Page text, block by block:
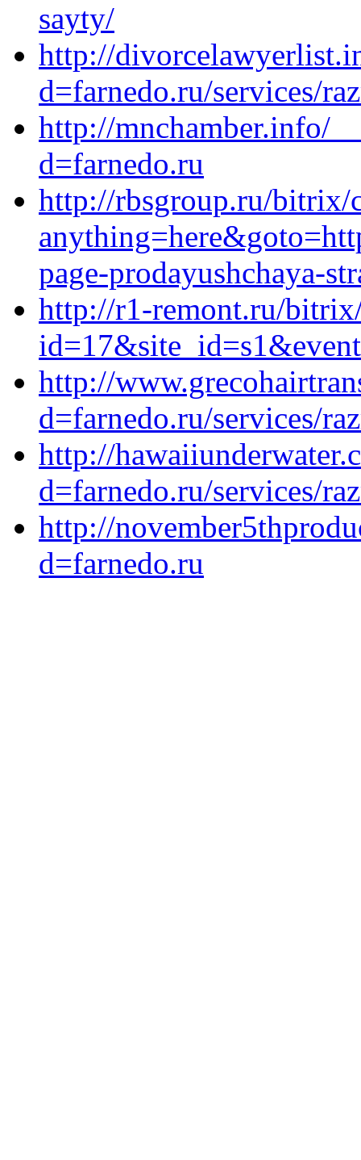
sayty/
http://
d=farnedo.ru/services/
http://mnchamber.info/
d=farnedo.ru
http://rbsgroup.ru/bitrix/
page-prodayushchaya-
http://r1-remont.ru/
http://
d=farnedo.ru/services/
http://
d=farnedo.ru/services/
http://
d=farnedo.ru